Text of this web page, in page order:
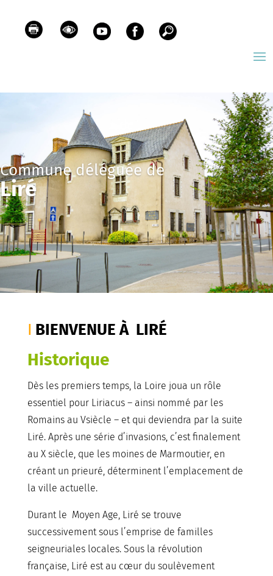
Commune déléguée de
Liré
BIENVENUE À LIRÉ
Historique
Dès les premiers temps, la Loire joua un rôle
essentiel pour Liriacus – ainsi nommé par les
Romains au Vsiècle – et qui deviendra par la suite
Liré. Après une série d’invasions, c’est finalement
au X siècle, que les moines de Marmoutier, en
créant un prieuré, déterminent l’emplacement de
la ville actuelle.
Durant le Moyen Age, Liré se trouve
successivement sous l’emprise de familles
seigneuriales locales. Sous la révolution
française, Liré est au cœur du soulèvement